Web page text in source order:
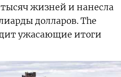
жизней и нанесла
долларов. The
ужасающие итоги